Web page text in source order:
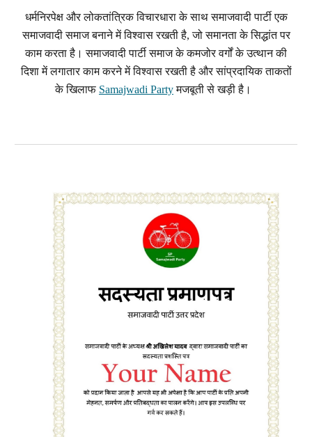
धर्मनिरपेक्ष और लोकतांत्रिक विचारधारा के साथ समाजवादी पार्टी एक
समाजवादी समाज बनाने में विश्वास रखती है, जो समानता के सिद्धांत पर
काम करता है। समाजवादी पार्टी समाज के कमजोर वर्गों के उत्थान की
दिशा में लगातार काम करने में विश्वास रखती है और सांप्रदायिक ताकतों
के खिलाफ Samajwadi Partyमजबूती से खड़ी है।